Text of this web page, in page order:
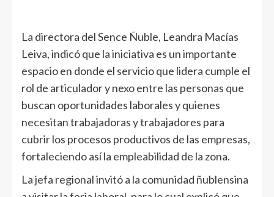
La directora del Sence Ñuble, Leandra Macías
Leiva, indicó que la iniciativa es un importante
espacio en donde el servicio que lidera cumple el
rol de articulador y nexo entre las personas que
buscan oportunidades laborales y quienes
necesitan trabajadoras y trabajadores para
cubrir los procesos productivos de las empresas,
fortaleciendo así la empleabilidad de la zona.
La jefa regional invitó a la comunidad ñublensina